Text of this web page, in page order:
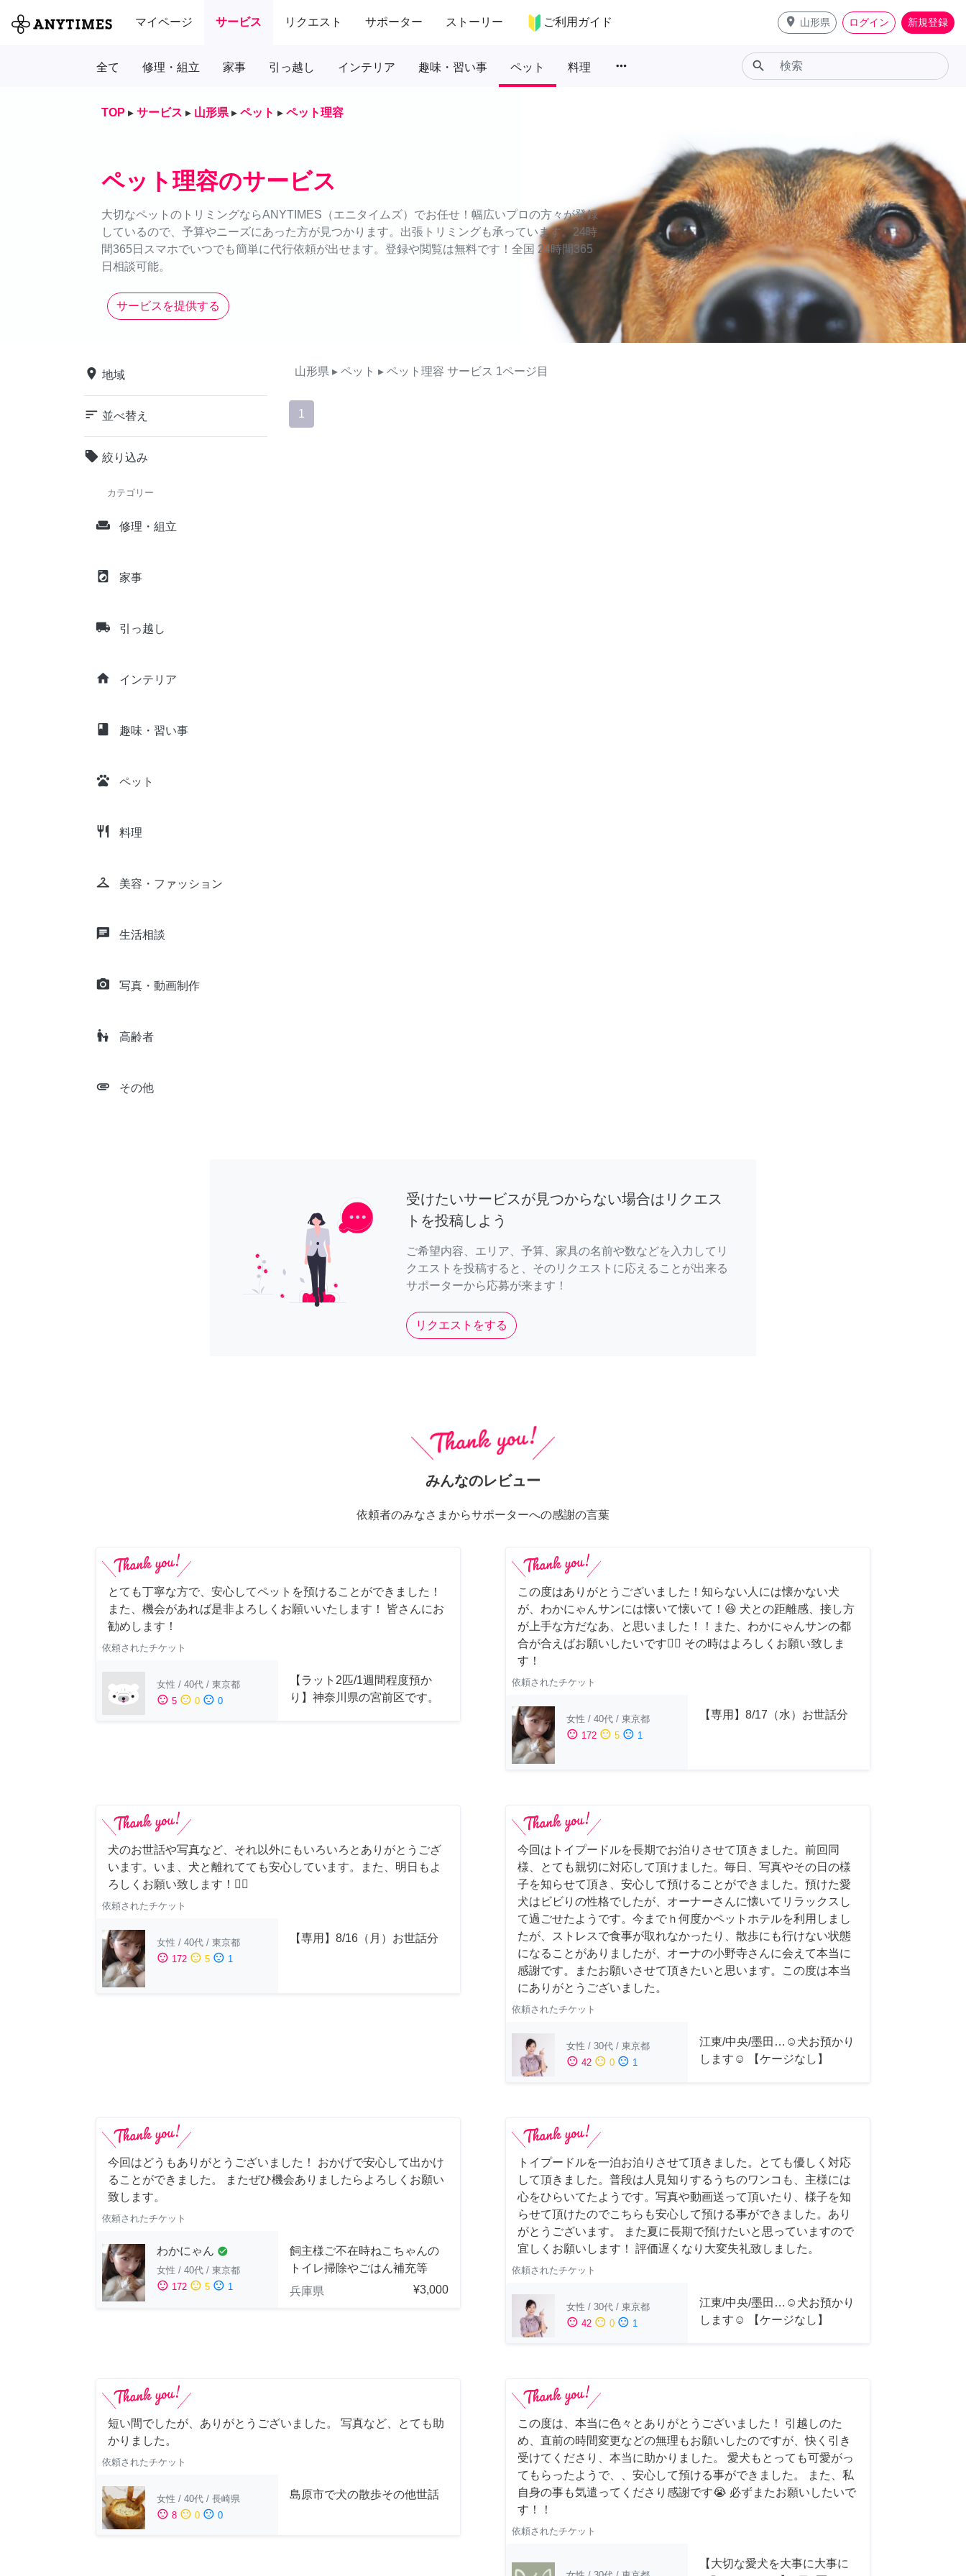
マイページ サービス リクエスト サポーター ストーリー ご利用ガイド place 山形県 ログイン 新規登録
全て 修理・組立 家事 引っ越し インテリア 趣味・習い事 ペット 料理 more_horiz search
TOP ▸ サービス ▸ 山形県 ▸ ペット ▸ ペット理容
ペット理容のサービス
大切なペットのトリミングならANYTIMES（エニタイムズ）でお任せ！幅広いプロの方々が登録
しているので、予算やニーズにあった方が見つかります。出張トリミングも承っています。24時
間365日スマホでいつでも簡単に代行依頼が出せます。登録や閲覧は無料です！全国 24時間365
日相談可能。
サービスを提供する
place 地域
sort 並べ替え
local_offer 絞り込み
カテゴリー
weekend 修理・組立
local_laundry_service 家事
local_shipping 引っ越し
home インテリア
class 趣味・習い事
pets ペット
restaurant 料理
checkroom 美容・ファッション
chat 生活相談
camera_alt 写真・動画制作
escalator_warning 高齢者
attachment その他
山形県 ▸ ペット ▸ ペット理容 サービス 1ページ目
1
受けたいサービスが見つからない場合はリクエス
トを投稿しよう
ご希望内容、エリア、予算、家具の名前や数などを入力してリ
クエストを投稿すると、そのリクエストに応えることが出来る
サポーターから応募が来ます！
リクエストをする
みんなのレビュー
依頼者のみなさまからサポーターへの感謝の言葉
とても丁寧な方で、安心してペットを預けることができました！
また、機会があれば是非よろしくお願いいたします！ 皆さんにお
勧めします！
依頼されたチケット
女性 / 40代 / 東京都
sentiment_satisfied 5 sentiment_neutral 0 sentiment_dissatisfied 0
【ラット2匹/1週間程度預か
り】神奈川県の宮前区です。
この度はありがとうございました！知らない人には懐かない犬
が、わかにゃんサンには懐いて懐いて！😆 犬との距離感、接し方
が上手な方だなあ、と思いました！！また、わかにゃんサンの都
合が合えばお願いしたいです🙇‍♂️ その時はよろしくお願い致しま
す！
依頼されたチケット
女性 / 40代 / 東京都
sentiment_satisfied 172 sentiment_neutral 5 sentiment_dissatisfied 1
【専用】8/17（水）お世話分
犬のお世話や写真など、それ以外にもいろいろとありがとうござ
います。いま、犬と離れてても安心しています。また、明日もよ
ろしくお願い致します！🙇‍♂️
依頼されたチケット
女性 / 40代 / 東京都
sentiment_satisfied 172 sentiment_neutral 5 sentiment_dissatisfied 1
【専用】8/16（月）お世話分
今回はトイプードルを長期でお泊りさせて頂きました。前回同
様、とても親切に対応して頂けました。毎日、写真やその日の様
子を知らせて頂き、安心して預けることができました。預けた愛
犬はビビりの性格でしたが、オーナーさんに懐いてリラックスし
て過ごせたようです。今までｈ何度かペットホテルを利用しまし
たが、ストレスで食事が取れなかったり、散歩にも行けない状態
になることがありましたが、オーナの小野寺さんに会えて本当に
感謝です。またお願いさせて頂きたいと思います。この度は本当
にありがとうございました。
依頼されたチケット
女性 / 30代 / 東京都
sentiment_satisfied 42 sentiment_neutral 0 sentiment_dissatisfied 1
江東/中央/墨田…☺︎犬お預かり
します☺︎ 【ケージなし】
今回はどうもありがとうございました！ おかげで安心して出かけ
ることができました。 またぜひ機会ありましたらよろしくお願い
致します。
依頼されたチケット
わかにゃん check_circle
女性 / 40代 / 東京都
sentiment_satisfied 172 sentiment_neutral 5 sentiment_dissatisfied 1
飼主様ご不在時ねこちゃんの
トイレ掃除やごはん補充等
兵庫県
¥3,000
トイプードルを一泊お泊りさせて頂きました。とても優しく対応
して頂きました。普段は人見知りするうちのワンコも、主様には
心をひらいてたようです。写真や動画送って頂いたり、様子を知
らせて頂けたのでこちらも安心して預ける事ができました。あり
がとうございます。 また夏に長期で預けたいと思っていますので
宜しくお願いします！ 評価遅くなり大変失礼致しました。
依頼されたチケット
女性 / 30代 / 東京都
sentiment_satisfied 42 sentiment_neutral 0 sentiment_dissatisfied 1
江東/中央/墨田…☺︎犬お預かり
します☺︎ 【ケージなし】
短い間でしたが、ありがとうございました。 写真など、とても助
かりました。
依頼されたチケット
女性 / 40代 / 長崎県
sentiment_satisfied 8 sentiment_neutral 0 sentiment_dissatisfied 0
島原市で犬の散歩その他世話
この度は、本当に色々とありがとうございました！ 引越しのた
め、直前の時間変更などの無理もお願いしたのですが、快く引き
受けてくださり、本当に助かりました。 愛犬もとっても可愛がっ
てもらったようで、、安心して預ける事ができました。 また、私
自身の事も気遣ってくださり感謝です😭 必ずまたお願いしたいで
す！！
依頼されたチケット
【大切な愛犬を大事に大事に